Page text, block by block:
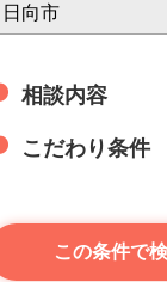
相談内容
こだわり条件
この条件で